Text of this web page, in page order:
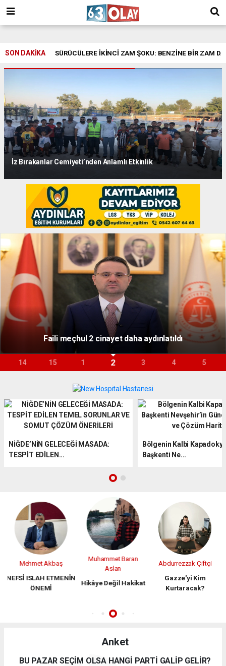
SON DAKİKA SÜRÜCÜLERE İKİNCİ ZAM ŞOKU: BENZİNE BİR ZAM
İz Bırakanlar Cemiyeti’nden Anlamlı Etkinlik
Faili meçhul 2 cinayet daha aydınlatıldı
14 15 1 2 3 4 5
NİĞDE’NİN GELECEĞİ MASADA:
TESPİT EDİLEN...
Bölgenin Kalbi
Başkenti Ne...
Mehmet Akbaş
NEFSİ ISLAH ETMENİN
ÖNEMİ
Muhammet Baran
Aslan
Hikâye Değil Hakikat
Abdurrezzak Çiftçi
Gazze'yi Kim
Kurtaracak?
Anket
BU PAZAR SEÇİM OLSA HANGİ PARTİ GALİP GELİR?